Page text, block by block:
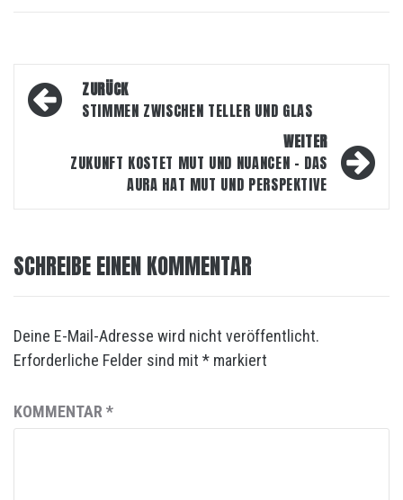
Beitragsnavigation
ZURÜCK
STIMMEN ZWISCHEN TELLER UND GLAS
WEITER
ZUKUNFT KOSTET MUT UND NUANCEN – DAS
AURA HAT MUT UND PERSPEKTIVE
SCHREIBE EINEN KOMMENTAR
Deine E-Mail-Adresse wird nicht veröffentlicht.
Erforderliche Felder sind mit * markiert
KOMMENTAR *